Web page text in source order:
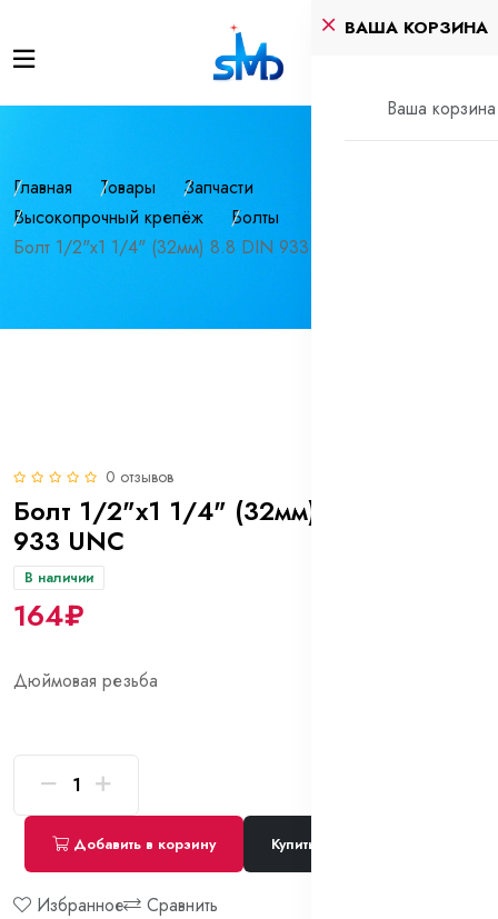
ВАША КОРЗИНА
Ваша корзина
Главная Товары
Запчасти
Высокопрочный крепёж
Болты
Болт 1/2"х1 1/4" (32мм) 8.8 DIN 933 UNC
0 отзывов
Болт 1/2"х1 1/4" (32мм) 8.8 DIN
933 UNC
В наличии
164₽
Дюймовая резьба
Добавить в корзину Купить сейчас
Избранное Сравнить